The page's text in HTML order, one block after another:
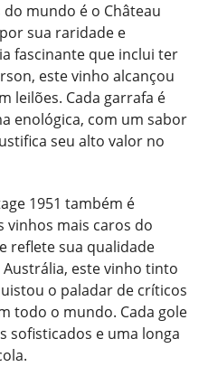
mundo é o Château
sua raridade e
fascinante que inclui ter
este vinho alcançou
leilões. Cada garrafa é
enológica, com um sabor
seu alto valor no
1951 também é
vinhos mais caros do
reflete sua qualidade
este vinho tinto
o paladar de críticos
todo o mundo. Cada gole
sofisticados e uma longa